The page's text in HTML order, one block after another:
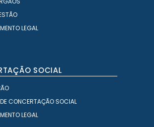
LEGAL
SOCIAL
CONCERTAÇÃO SOCIAL
LEGAL